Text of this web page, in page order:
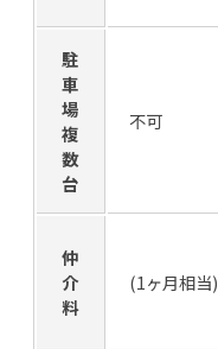
駐
車
場
複
数
台
不可
仲
介
料
(1ヶ月相当)